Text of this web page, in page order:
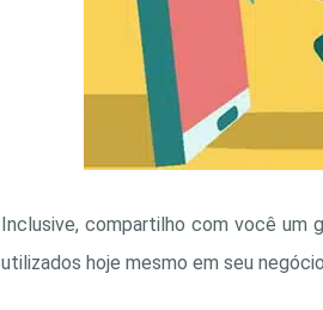
Inclusive, compartilho com você um
utilizados hoje mesmo em seu